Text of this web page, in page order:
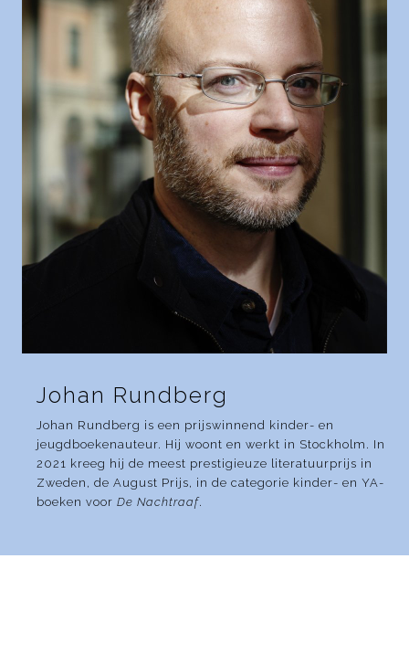
Johan Rundberg
Johan Rundberg is een prijswinnend kinder- en
jeugdboekenauteur. Hij woont en werkt in Stockholm. In
2021 kreeg hij de meest prestigieuze literatuurprijs in
Zweden, de August Prijs, in de categorie kinder- en YA-
boeken voor De Nachtraaf.